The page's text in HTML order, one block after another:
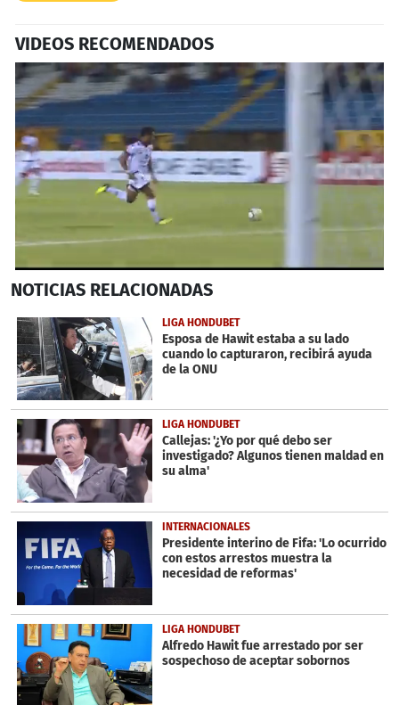
VIDEOS RECOMENDADOS
seconds
33
seconds
NOTICIAS RELACIONADAS
LIGA HONDUBET
Esposa de Hawit estaba a su lado
cuando lo capturaron, recibirá ayuda
de la ONU
LIGA HONDUBET
Callejas: '¿Yo por qué debo ser
investigado? Algunos tienen maldad en
su alma'
INTERNACIONALES
Presidente interino de Fifa: 'Lo ocurrido
con estos arrestos muestra la
necesidad de reformas'
LIGA HONDUBET
Alfredo Hawit fue arrestado por ser
sospechoso de aceptar sobornos